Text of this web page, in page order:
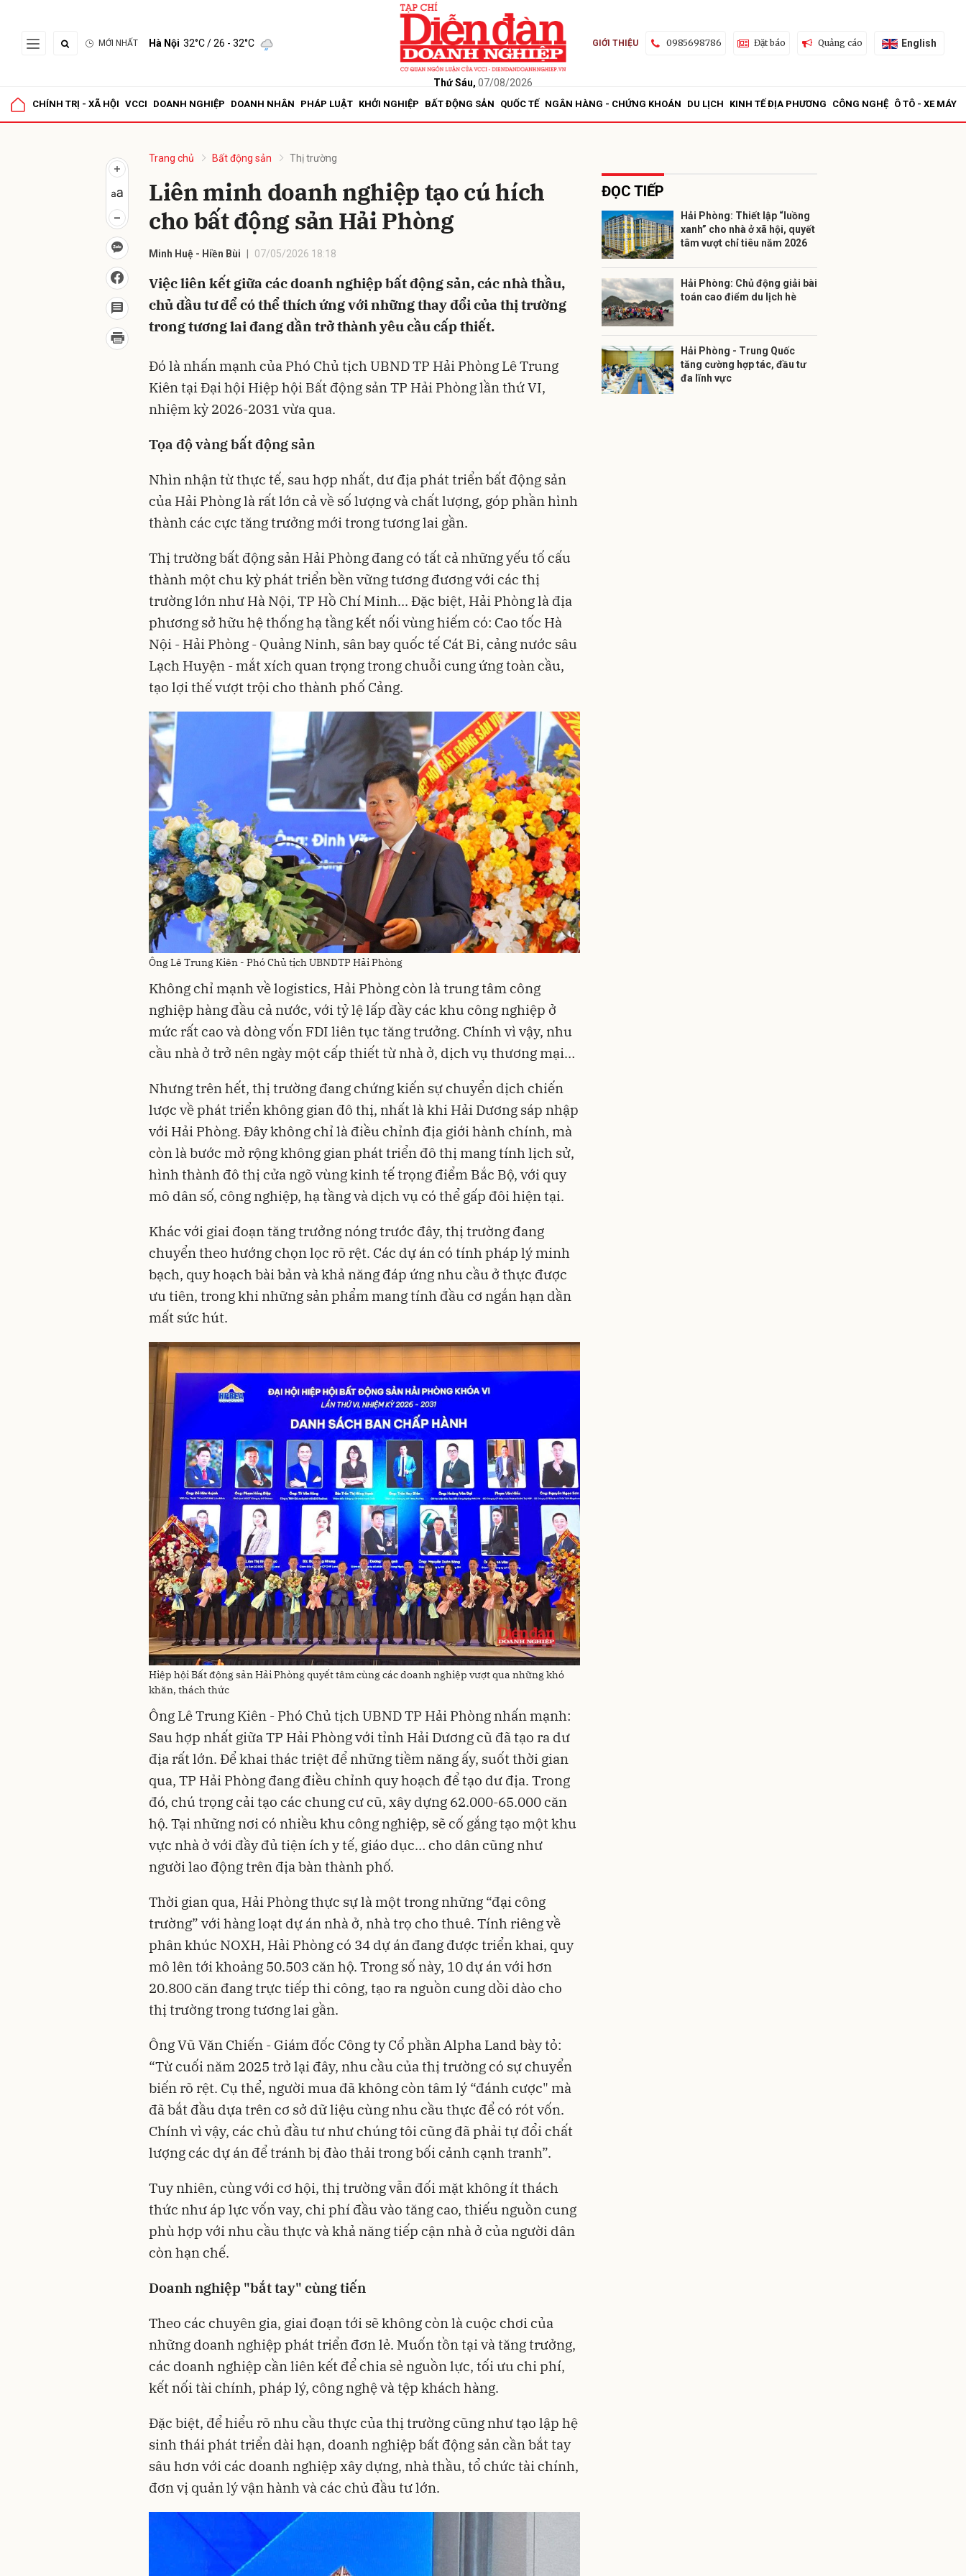
MỚI NHẤT Hà Nội 32°C/ 26 - 32°C
Thứ Sáu, 07/08/2026
GIỚI THIỆU 0985698786 Đặt báo Quảng cáo English
CHÍNH TRỊ - XÃ HỘI VCCI DOANH NGHIỆP DOANH NHÂN PHÁP LUẬT KHỞI NGHIỆP BẤT ĐỘNG SẢN QUỐC TẾ NGÂN HÀNG - CHỨNG KHOÁN DU LỊCH KINH TẾ ĐỊA PHƯƠNG CÔNG NGHỆ Ô TÔ - XE MÁY
Trang chủ Bất động sản Thị trường
Liên minh doanh nghiệp tạo cú hích
cho bất động sản Hải Phòng
Minh Huệ - Hiền Bùi 07/05/2026 18:18
Việc liên kết giữa các doanh nghiệp bất động sản, các nhà thầu,
chủ đầu tư để có thể thích ứng với những thay đổi của thị trường
trong tương lai đang dần trở thành yêu cầu cấp thiết.
Đó là nhấn mạnh của Phó Chủ tịch UBND TP Hải Phòng Lê Trung
Kiên tại Đại hội Hiệp hội Bất động sản TP Hải Phòng lần thứ VI,
nhiệm kỳ 2026-2031 vừa qua.
Tọa độ vàng bất động sản
Nhìn nhận từ thực tế, sau hợp nhất, dư địa phát triển bất động sản
của Hải Phòng là rất lớn cả về số lượng và chất lượng, góp phần hình
thành các cực tăng trưởng mới trong tương lai gần.
Thị trường bất động sản Hải Phòng đang có tất cả những yếu tố cấu
thành một chu kỳ phát triển bền vững tương đương với các thị
trường lớn như Hà Nội, TP Hồ Chí Minh... Đặc biệt, Hải Phòng là địa
phương sở hữu hệ thống hạ tầng kết nối vùng hiếm có: Cao tốc Hà
Nội - Hải Phòng - Quảng Ninh, sân bay quốc tế Cát Bi, cảng nước sâu
Lạch Huyện - mắt xích quan trọng trong chuỗi cung ứng toàn cầu,
tạo lợi thế vượt trội cho thành phố Cảng.
Ông Lê Trung Kiên - Phó Chủ tịch UBNDTP Hải Phòng
Không chỉ mạnh về logistics, Hải Phòng còn là trung tâm công
nghiệp hàng đầu cả nước, với tỷ lệ lấp đầy các khu công nghiệp ở
mức rất cao và dòng vốn FDI liên tục tăng trưởng. Chính vì vậy, nhu
cầu nhà ở trở nên ngày một cấp thiết từ nhà ở, dịch vụ thương mại…
Nhưng trên hết, thị trường đang chứng kiến sự chuyển dịch chiến
lược về phát triển không gian đô thị, nhất là khi Hải Dương sáp nhập
với Hải Phòng. Đây không chỉ là điều chỉnh địa giới hành chính, mà
còn là bước mở rộng không gian phát triển đô thị mang tính lịch sử,
hình thành đô thị cửa ngõ vùng kinh tế trọng điểm Bắc Bộ, với quy
mô dân số, công nghiệp, hạ tầng và dịch vụ có thể gấp đôi hiện tại.
Khác với giai đoạn tăng trưởng nóng trước đây, thị trường đang
chuyển theo hướng chọn lọc rõ rệt. Các dự án có tính pháp lý minh
bạch, quy hoạch bài bản và khả năng đáp ứng nhu cầu ở thực được
ưu tiên, trong khi những sản phẩm mang tính đầu cơ ngắn hạn dần
mất sức hút.
Hiệp hội Bất động sản Hải Phòng quyết tâm cùng các doanh nghiệp vượt qua những khó
khăn, thách thức
Ông Lê Trung Kiên - Phó Chủ tịch UBND TP Hải Phòng nhấn mạnh:
Sau hợp nhất giữa TP Hải Phòng với tỉnh Hải Dương cũ đã tạo ra dư
địa rất lớn. Để khai thác triệt để những tiềm năng ấy, suốt thời gian
qua, TP Hải Phòng đang điều chỉnh quy hoạch để tạo dư địa. Trong
đó, chú trọng cải tạo các chung cư cũ, xây dựng 62.000-65.000 căn
hộ. Tại những nơi có nhiều khu công nghiệp, sẽ cố gắng tạo một khu
vực nhà ở với đầy đủ tiện ích y tế, giáo dục… cho dân cũng như
người lao động trên địa bàn thành phố.
Thời gian qua, Hải Phòng thực sự là một trong những “đại công
trường” với hàng loạt dự án nhà ở, nhà trọ cho thuê. Tính riêng về
phân khúc NOXH, Hải Phòng có 34 dự án đang được triển khai, quy
mô lên tới khoảng 50.503 căn hộ. Trong số này, 10 dự án với hơn
20.800 căn đang trực tiếp thi công, tạo ra nguồn cung dồi dào cho
thị trường trong tương lai gần.
Ông Vũ Văn Chiến - Giám đốc Công ty Cổ phần Alpha Land bày tỏ:
“Từ cuối năm 2025 trở lại đây, nhu cầu của thị trường có sự chuyển
biến rõ rệt. Cụ thể, người mua đã không còn tâm lý “đánh cược" mà
đã bắt đầu dựa trên cơ sở dữ liệu cùng nhu cầu thực để có rót vốn.
Chính vì vậy, các chủ đầu tư như chúng tôi cũng đã phải tự đổi chất
lượng các dự án để tránh bị đào thải trong bối cảnh cạnh tranh”.
Tuy nhiên, cùng với cơ hội, thị trường vẫn đối mặt không ít thách
thức như áp lực vốn vay, chi phí đầu vào tăng cao, thiếu nguồn cung
phù hợp với nhu cầu thực và khả năng tiếp cận nhà ở của người dân
còn hạn chế.
Doanh nghiệp "bắt tay" cùng tiến
Theo các chuyên gia, giai đoạn tới sẽ không còn là cuộc chơi của
những doanh nghiệp phát triển đơn lẻ. Muốn tồn tại và tăng trưởng,
các doanh nghiệp cần liên kết để chia sẻ nguồn lực, tối ưu chi phí,
kết nối tài chính, pháp lý, công nghệ và tệp khách hàng.
Đặc biệt, để hiểu rõ nhu cầu thực của thị trường cũng như tạo lập hệ
sinh thái phát triển dài hạn, doanh nghiệp bất động sản cần bắt tay
sâu hơn với các doanh nghiệp xây dựng, nhà thầu, tổ chức tài chính,
đơn vị quản lý vận hành và các chủ đầu tư lớn.
ĐỌC TIẾP
Hải Phòng: Thiết lập “luồng
xanh” cho nhà ở xã hội, quyết
tâm vượt chỉ tiêu năm 2026
Hải Phòng: Chủ động giải bài
toán cao điểm du lịch hè
Hải Phòng - Trung Quốc
tăng cường hợp tác, đầu tư
đa lĩnh vực
Gửi